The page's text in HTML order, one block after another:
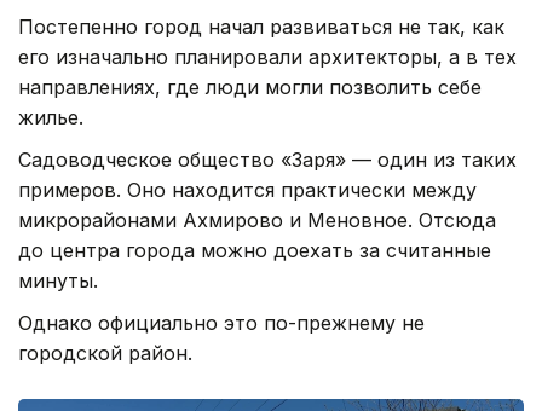
Постепенно город начал развиваться не так, как
его изначально планировали архитекторы, а в тех
направлениях, где люди могли позволить себе
жилье.
Садоводческое общество «Заря» — один из таких
примеров. Оно находится практически между
микрорайонами Ахмирово и Меновное. Отсюда
до центра города можно доехать за считанные
минуты.
Однако официально это по-прежнему не
городской район.